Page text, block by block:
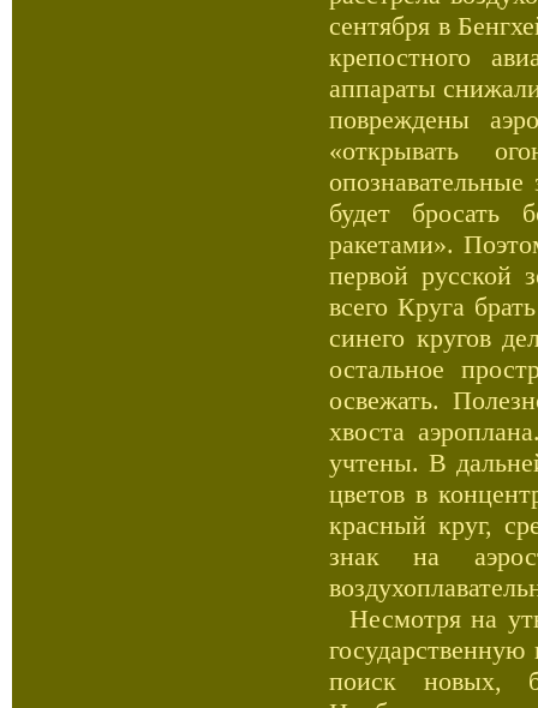
сентября в
крепостного
аппараты
повреждены
«открывать
будет бросать
ракетами».
первой русской
всего Круга
синего кругов
остальное
освежать.
хвоста
учтены. В
цветов в
красный круг,
знак на
Несмотря на
государственную
поиск новых,